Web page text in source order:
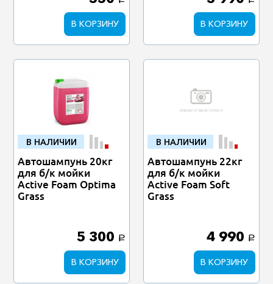
В КОРЗИНУ В КОРЗИНУ
В НАЛИЧИИ
Автошампунь 20кг
для б/к мойки
Active Foam Optima
Grass
5 300 a
В КОРЗИНУ
В НАЛИЧИИ
Автошампунь 22кг
для б/к мойки
Active Foam Soft
Grass
4 990 a
В КОРЗИНУ